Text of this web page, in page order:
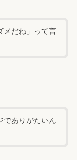
メだね」って言
でありがたいん